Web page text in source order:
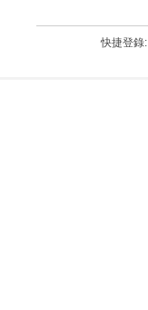
快捷登錄: